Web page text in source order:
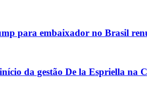
para embaixador no Brasil
da gestão De la Espriella na